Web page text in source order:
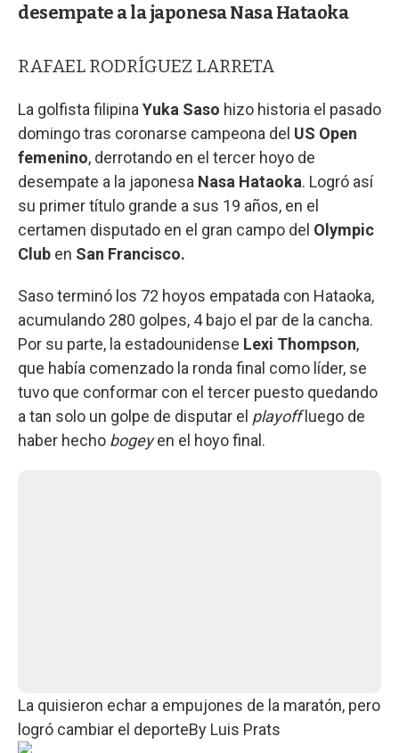
desempate a la japonesa Nasa Hataoka
RAFAEL RODRÍGUEZ LARRETA
La golfista filipina Yuka Saso hizo historia el pasado
domingo tras coronarse campeona del US Open
femenino, derrotando en el tercer hoyo de
desempate a la japonesa Nasa Hataoka. Logró así
su primer título grande a sus 19 años, en el
certamen disputado en el gran campo del Olympic
Club en San Francisco.
Saso terminó los 72 hoyos empatada con Hataoka,
acumulando 280 golpes, 4 bajo el par de la cancha.
Por su parte, la estadounidense Lexi Thompson,
que había comenzado la ronda final como líder, se
tuvo que conformar con el tercer puesto quedando
a tan solo un golpe de disputar el playoff luego de
haber hecho bogeyen el hoyo final.
La quisieron echar a empujones de la maratón, pero
logró cambiar el deporteBy Luis Prats